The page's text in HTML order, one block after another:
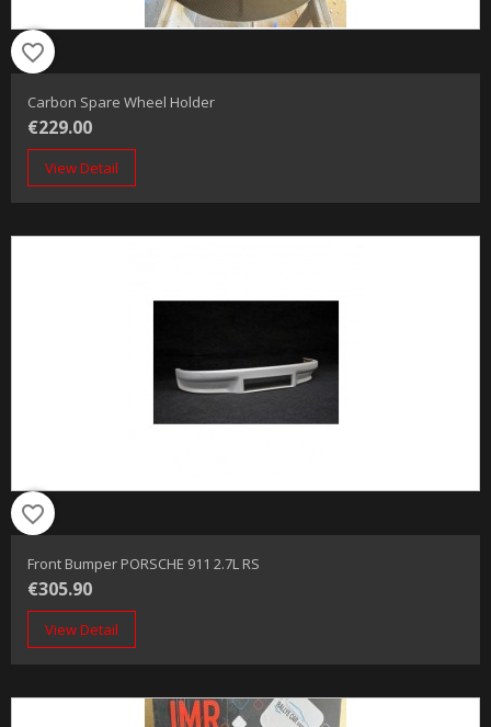
favorite_border
Carbon Spare Wheel Holder
€229.00
View Detail
favorite_border
Front Bumper PORSCHE 911 2.7L RS
€305.90
View Detail